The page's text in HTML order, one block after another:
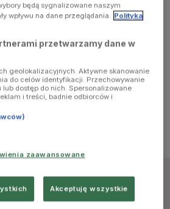
będą sygnalizowane naszym
wpływu na dane przeglądania. Polityka
przetwarzamy dane w
geolokalizacyjnych. Aktywne skanowanie
do celów identyfikacji. Przechowywanie
dostęp do nich. Spersonalizowane
i treści, badnie odbiorców i
zaawansowane
Akceptuję wszystkie